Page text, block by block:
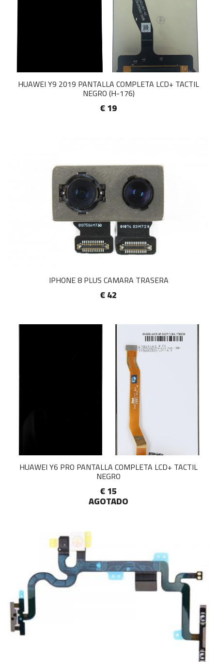
HUAWEI Y9 2019 PANTALLA COMPLETA LCD+ TACTIL
NEGRO (H-176)
€ 19
IPHONE 8 PLUS CAMARA TRASERA
€ 42
HUAWEI Y6 PRO PANTALLA COMPLETA LCD+ TACTIL
NEGRO
€ 15
AGOTADO